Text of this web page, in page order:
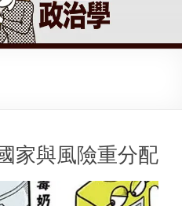
家與風險重分配